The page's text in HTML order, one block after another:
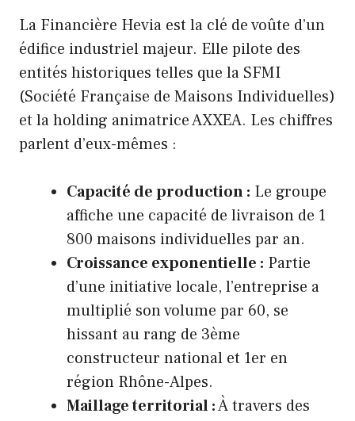
La Financière Hevia est la clé de voûte d’un
édifice industriel majeur. Elle pilote des
entités historiques telles que la SFMI
(Société Française de Maisons Individuelles)
et la holding animatrice AXXEA. Les chiffres
parlent d’eux-mêmes :
Capacité de production : Le groupe
affiche une capacité de livraison de 1
800 maisons individuelles par an.
Croissance exponentielle : Partie
d’une initiative locale, l’entreprise a
multiplié son volume par 60, se
hissant au rang de 3ème
constructeur national et 1er en
région Rhône-Alpes.
Maillage territorial :À travers des